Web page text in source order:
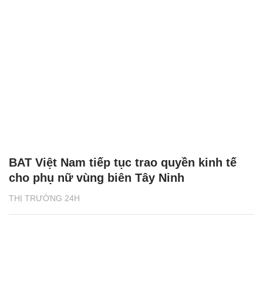
THỊ TRƯỜNG 24H
BAT Việt Nam tiếp tục trao quyền kinh tế
cho phụ nữ vùng biên Tây Ninh